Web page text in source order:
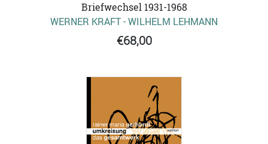
Briefwechsel 1931-1968
WERNER KRAFT - WILHELM LEHMANN
€68,00